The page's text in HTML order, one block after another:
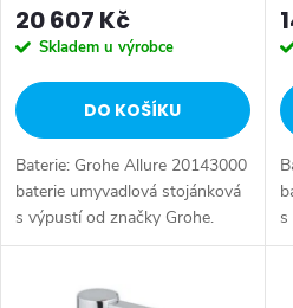
d
u
k
t
ů
o
d
u
k
t
20 607 Kč
Skladem u výrobce
DO KOŠÍKU
Baterie: Grohe Allure 20143000
baterie umyvadlová stojánková
s výpustí od značky Grohe.
Série: Allure. Typ baterie:
umyvadlová baterie. Instalace:...
s